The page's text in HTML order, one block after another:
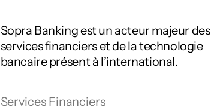
Sopra Banking est un acteur majeur des
services financiers et de la technologie
bancaire présent à l’international.
Services Financiers